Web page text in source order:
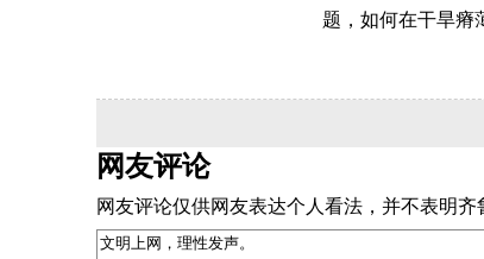
题，如何在干旱瘠
网友评论
网友评论仅供网友表达个人看法，并不表明